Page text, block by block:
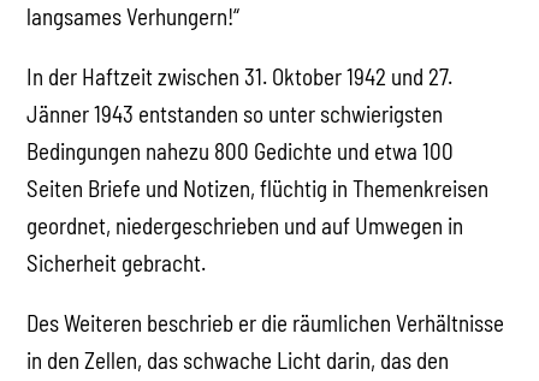
langsames Verhungern!“
In der Haftzeit zwischen 31. Oktober 1942 und 27.
Jänner 1943 entstanden so unter schwierigsten
Bedingungen nahezu 800 Gedichte und etwa 100
Seiten Briefe und Notizen, flüchtig in Themenkreisen
geordnet, niedergeschrieben und auf Umwegen in
Sicherheit gebracht.
Des Weiteren beschrieb er die räumlichen Verhältnisse
in den Zellen, das schwache Licht darin, das den